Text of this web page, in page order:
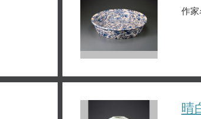
作家
晴